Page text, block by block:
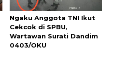
Ngaku Anggota TNI Ikut
Cekcok di SPBU,
Wartawan Surati Dandim
0403/OKU